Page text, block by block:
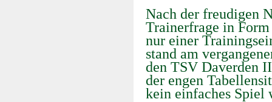
Nach der freudigen
Trainerfrage in
nur einer
stand am
den TSV Daverden
der engen
kein einfaches Spiel